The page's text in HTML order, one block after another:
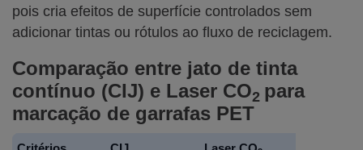
pois cria efeitos de superfície controlados sem
adicionar tintas ou rótulos ao fluxo de reciclagem.
Comparação entre jato de tinta
contínuo (CIJ) e Laser CO2 para
marcação de garrafas PET